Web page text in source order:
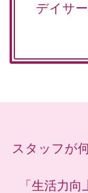
デイサ
スタッフが
「生活力